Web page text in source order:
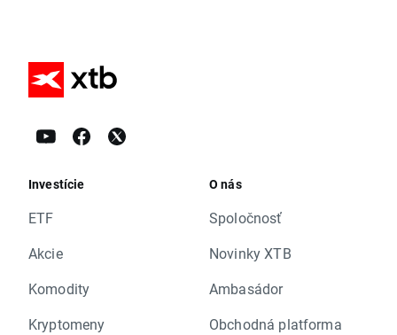
Investície
ETF
Akcie
Komodity
Kryptomeny
O nás
Spoločnosť
Novinky XTB
Ambasádor
Obchodná platforma